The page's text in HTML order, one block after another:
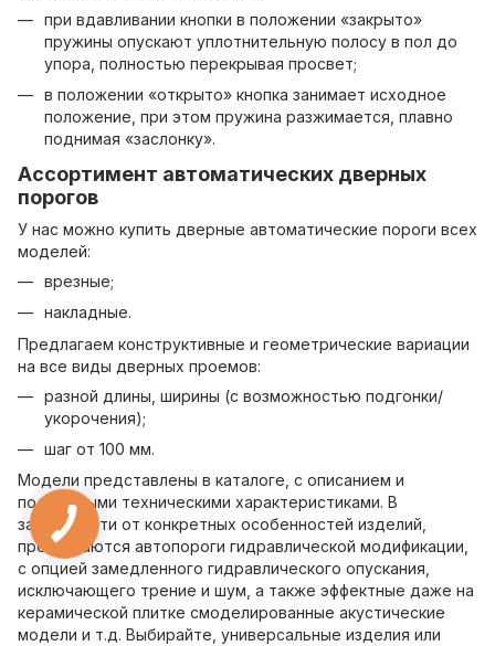
при вдавливании кнопки в положении «закрыто»
пружины опускают уплотнительную полосу в пол до
упора, полностью перекрывая просвет;
в положении «открыто» кнопка занимает исходное
положение, при этом пружина разжимается, плавно
поднимая «заслонку».
Ассортимент автоматических дверных
порогов
У нас можно купить дверные автоматические пороги всех
моделей:
врезные;
накладные.
Предлагаем конструктивные и геометрические вариации
на все виды дверных проемов:
разной длины, ширины (с возможностью подгонки/
укорочения);
шаг от 100 мм.
Модели представлены в каталоге, с описанием и
подробными техническими характеристиками. В
зависимости от конкретных особенностей изделий,
предлагаются автопороги гидравлической модификации,
с опцией замедленного гидравлического опускания,
исключающего трение и шум, а также эффектные даже на
керамической плитке смоделированные акустические
модели и т.д. Выбирайте, универсальные изделия или